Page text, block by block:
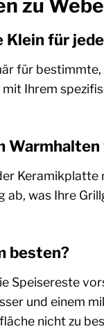
zu
für
für
Ihrem
was Ihre
besten?
Speisereste
und einem
nicht zu